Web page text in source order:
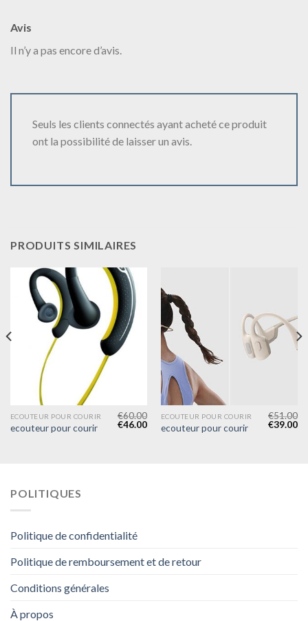
Avis
Il n’y a pas encore d’avis.
Seuls les clients connectés ayant acheté ce produit
ont la possibilité de laisser un avis.
PRODUITS SIMILAIRES
ECOUTEUR POUR COURIR
ecouteur pour courir
€60.00
€46.00
ECOUTEUR POUR COURIR
ecouteur pour courir
€51.00
€39.00
POLITIQUES
Politique de confidentialité
Politique de remboursement et de retour
Conditions générales
À propos